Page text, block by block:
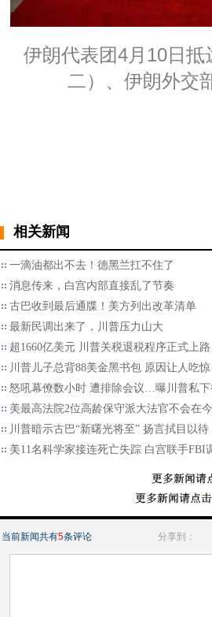
伊朗代表团4月10日
二）、伊朗外交
相关新闻
一滴油都出不去！德黑兰扛不住了
消息传来，白宫内部直接乱了节奏
古巴收到最后通牒！美方列出改革清单
最新民调出来了，川普压力山大
超1660亿美元 川普关税退税程序正式上路
川普儿子总背88美金黑书包 原因让人吃惊
怒吼幕僚数小时 遭排除会议…曝川普私
美最高法院2位高龄保守派大法官不会在
川普暗示古巴“新曙光将至” 扬言拭目以待
美11名科学家接连死亡失踪 白宫联手FBI
当前新闻共有5条评论 分享到：